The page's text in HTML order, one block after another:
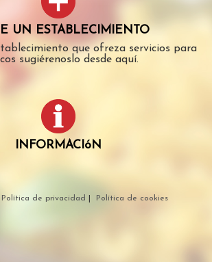
UN ESTABLECIMIENTO
que ofreza servicios para
sugiérenoslo desde aquí.
INFORMACIóN
Política de privacidad Política de cookies